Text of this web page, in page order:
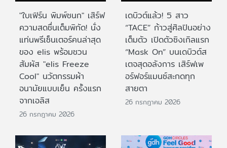
"ใบเฟิร์น พิมพ์ชนก" เสิร์ฟ
ความสดชื่นเต็มพิกัด! นั่ง
แท่นพรีเซ็นเตอร์คนล่าสุด
ของ elis พร้อมชวน
สัมผัส "elis Freeze
Cool" นวัตกรรมผ้า
อนามัยแบบเย็น ครั้งแรก
จากเอลิส
26 กรกฎาคม 2026
เดบิวต์แล้ว! 5 สาว
“TACE” ก้าวสู่ศิลปินอย่าง
เต็มตัว เปิดตัวซิงเกิลแรก
“Mask On” บนเดบิวต์ส
เตจสุดอลังการ เสิร์ฟเพ
อร์ฟอร์แมนซ์สะกดทุก
สายตา
26 กรกฎาคม 2026